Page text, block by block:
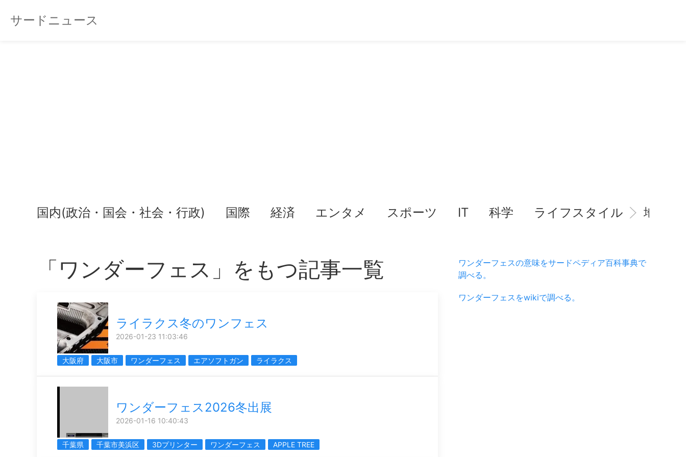
サードニュース
国内(政治・国会・社会・行政) 国際 経済 エンタメ スポーツ IT 科学 ライフスタイル 地域情
「ワンダーフェス」をもつ記事一覧
ライラクス冬のワンフェス
2026-01-23 11:03:46
大阪府 大阪市 ワンダーフェス エアソフトガン ライラクス
ワンダーフェス2026冬出展
2026-01-16 10:40:43
千葉県 千葉市美浜区 3Dプリンター ワンダーフェス APPLE TREE
ワンダーフェスの意味をサードペディア百科事典で
調べる。
ワンダーフェスをwikiで調べる。